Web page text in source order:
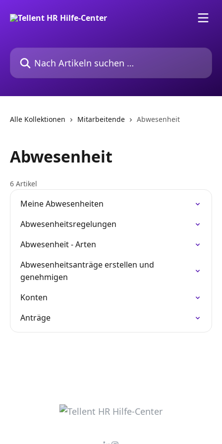
Nach Artikeln suchen …
Alle Kollektionen Mitarbeitende Abwesenheit
Abwesenheit
6 Artikel
Meine Abwesenheiten
Abwesenheitsregelungen
Abwesenheit - Arten
Abwesenheitsanträge erstellen und
genehmigen
Konten
Anträge